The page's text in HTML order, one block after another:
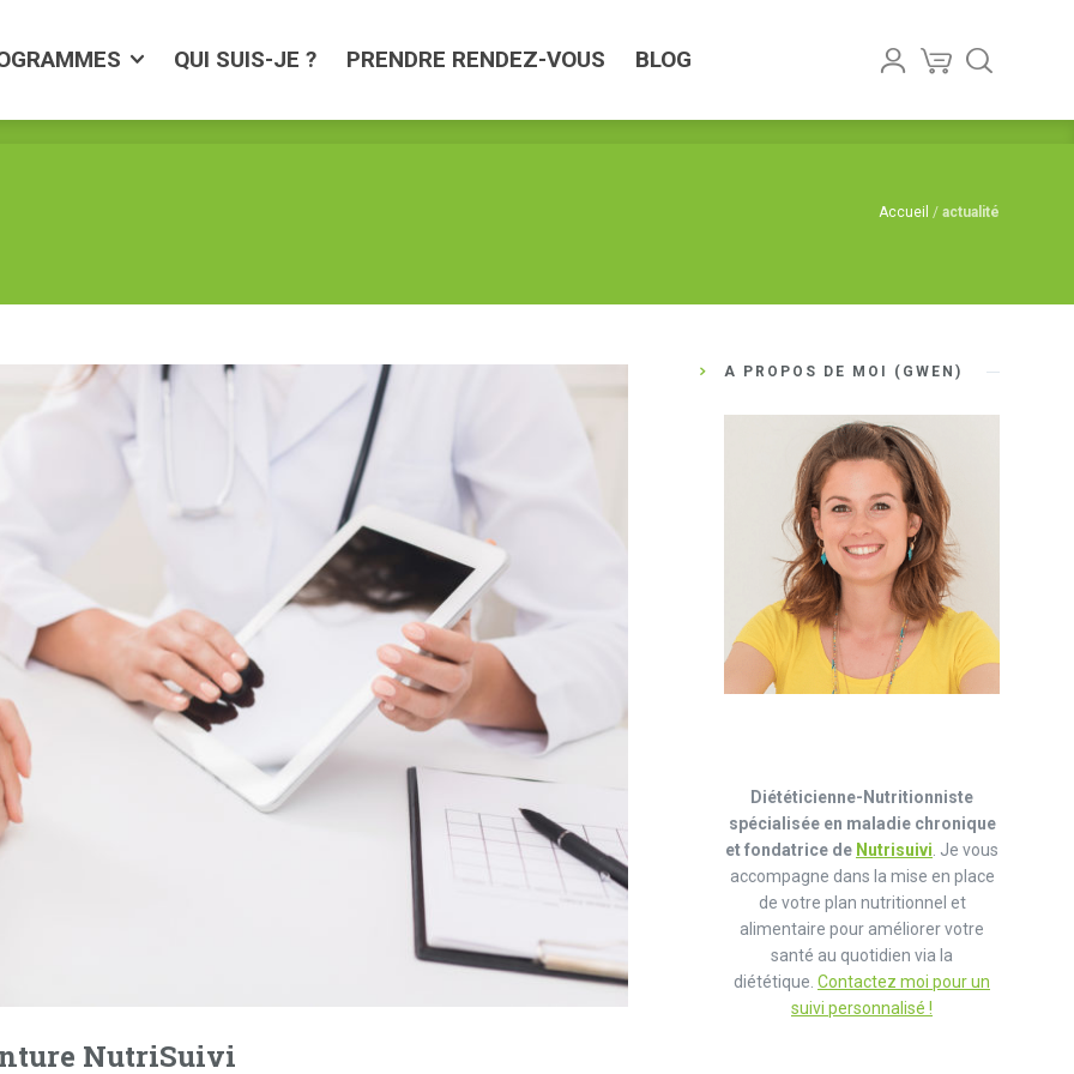
QUI SUIS-JE ? PRENDRE RENDEZ-VOUS BLOG
Accueil / actualité
NutriSuivi
A PROPOS DE MOI (GWEN)
Diététicienne-Nutritionniste
spécialisée en maladie chronique
et fondatrice de Nutrisuivi. Je vous
accompagne dans la mise en place
de votre plan nutritionnel et
alimentaire pour améliorer votre
santé au quotidien via la
diététique. Contactez moi pour un
suivi personnalisé !